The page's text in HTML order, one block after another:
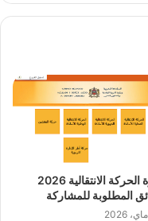
مذكرة الحركة الانتقالية 2026
المطلوبة للمشاركة